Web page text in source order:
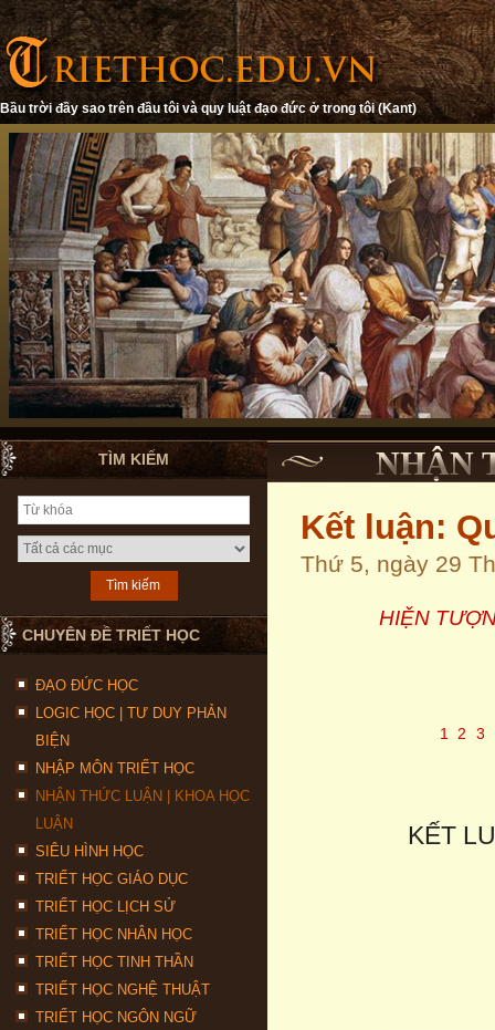
Bầu trời đầy sao trên đầu tôi và quy luật đạo đức ở trong tôi (Kant)
TÌM KIẾM
CHUYÊN ĐỀ TRIẾT HỌC
ĐẠO ĐỨC HỌC
LOGIC HỌC | TƯ DUY PHẢN
BIỆN
NHẬP MÔN TRIẾT HỌC
NHẬN THỨC LUẬN | KHOA HỌC
LUẬN
SIÊU HÌNH HỌC
TRIẾT HỌC GIÁO DỤC
TRIẾT HỌC LỊCH SỬ
TRIẾT HỌC NHÂN HỌC
TRIẾT HỌC TINH THẦN
TRIẾT HỌC NGHỆ THUẬT
TRIẾT HỌC NGÔN NGỮ
NHẬN
Kết luận:
Thứ 5, ngày 29
HIỆN
1 2 3
KẾT